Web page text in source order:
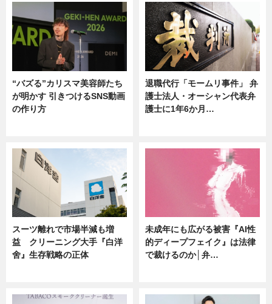
“バズる”カリスマ美容師たち
が明かす 引きつけるSNS動画
の作り方
退職代行「モームリ事件」 弁
護士法人・オーシャン代表弁
護士に1年6か月…
スーツ離れで市場半減も増
益 クリーニング大手『白洋
舍』生存戦略の正体
未成年にも広がる被害『AI性
的ディープフェイク』は法律
で裁けるのか│弁…